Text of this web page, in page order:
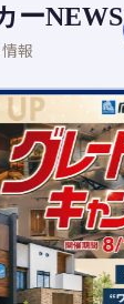
ーNEWS
報